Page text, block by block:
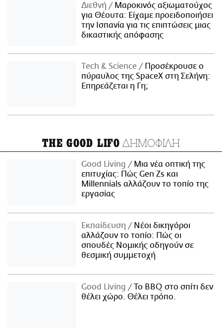
Διεθνή
Μαροκινός αξιωματούχος
για Θέουτα: Είχαμε προειδοποιήσει
την Ισπανία για τις επιπτώσεις μιας
δικαστικής απόφασης
Τech & Science
Προσέκρουσε ο
πύραυλος της SpaceX στη Σελήνη:
Επηρεάζεται η Γη;
THE GOOD LIFO ΔΗΜΟΦΙΛΗ
Good Living
Μια νέα οπτική της
επιτυχίας: Πώς Gen Zs και
Millennials αλλάζουν το τοπίο της
εργασίας
Εκπαίδευση
Νέοι δικηγόροι
αλλάζουν το τοπίο: Πώς οι
σπουδές Νομικής οδηγούν σε
θεσμική συμμετοχή
Good Living
Το BBQ στο σπίτι δεν
θέλει χώρο. Θέλει τρόπο.